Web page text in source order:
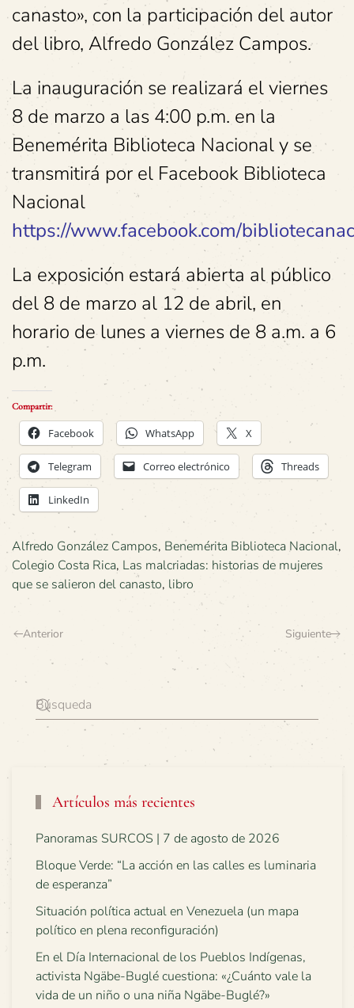
canasto», con la participación del autor
del libro, Alfredo González Campos.
La inauguración se realizará el viernes
8 de marzo a las 4:00 p.m. en la
Benemérita Biblioteca Nacional y se
transmitirá por el Facebook Biblioteca
Nacional
https://www.facebook.com/
La exposición estará abierta al público
del 8 de marzo al 12 de abril, en
horario de lunes a viernes de 8 a.m. a 6
p.m.
Compartir:
Facebook WhatsApp X
Telegram Correo electrónico Threads
LinkedIn
Alfredo González Campos, Benemérita Biblioteca Nacional,
Colegio Costa Rica, Las malcriadas: historias de mujeres
que se salieron del canasto, libro
Anterior Siguiente
Artículos más recientes
Panoramas SURCOS | 7 de agosto de 2026
Bloque Verde: “La acción en las calles es luminaria
de esperanza”
Situación política actual en Venezuela (un mapa
político en plena reconfiguración)
En el Día Internacional de los Pueblos Indígenas,
activista Ngäbe-Buglé cuestiona: «¿Cuánto vale la
vida de un niño o una niña Ngäbe-Buglé?»